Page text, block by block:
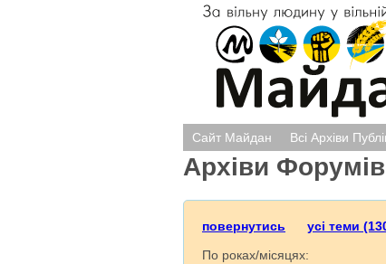
Сайт Майдан Всі Архіви
Архіви
повернутись
усі теми
По роках/місяцях: